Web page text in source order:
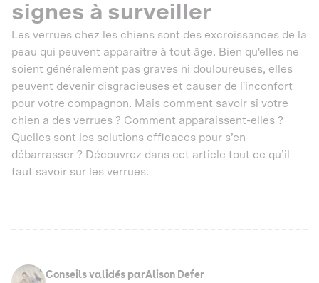
signes à surveiller
Les verrues chez les chiens sont des excroissances de la
peau qui peuvent apparaître à tout âge. Bien qu'elles ne
soient généralement pas graves ni douloureuses, elles
peuvent devenir disgracieuses et causer de l'inconfort
pour votre compagnon. Mais comment savoir si votre
chien a des verrues ? Comment apparaissent-elles ?
Quelles sont les solutions efficaces pour s’en
débarrasser ? Découvrez dans cet article tout ce qu’il
faut savoir sur les verrues.
Conseils validés parAlison Defer